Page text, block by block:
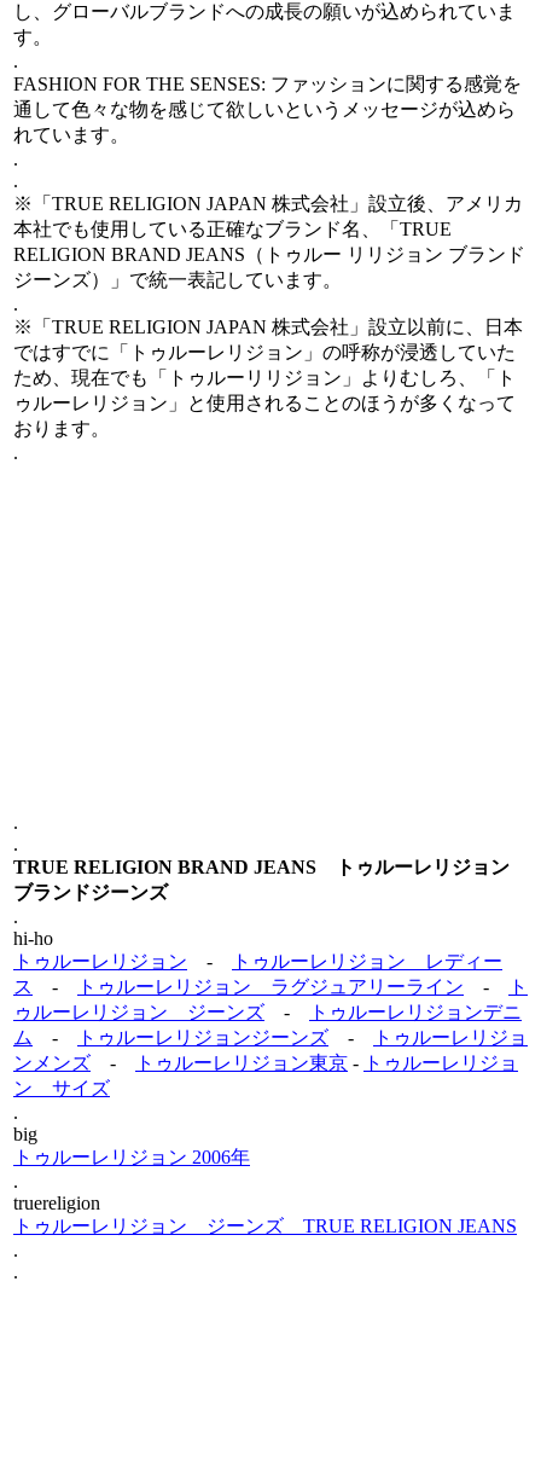
し、グローバルブランドへの成長の願いが込められていま
す。
.
FASHION FOR THE SENSES: ファッションに関する感覚を
通して色々な物を感じて欲しいというメッセージが込めら
れています。
.
.
※「TRUE RELIGION JAPAN 株式会社」設立後、アメリカ
本社でも使用している正確なブランド名、「TRUE
RELIGION BRAND JEANS（トゥルー リリジョン ブランド
ジーンズ）」で統一表記しています。
.
※「TRUE RELIGION JAPAN 株式会社」設立以前に、日本
ではすでに「トゥルーレリジョン」の呼称が浸透していた
ため、現在でも「トゥルーリリジョン」よりむしろ、「ト
ゥルーレリジョン」と使用されることのほうが多くなって
おります。
.
.
.
TRUE RELIGION BRAND JEANS トゥルーレリジョン
ブランドジーンズ
.
hi-ho
トゥルーレリジョン -
トゥルーレリジョン レディー
ス
- トゥルーレリジョン ラグジュアリーライン -
ト
ゥルーレリジョン ジーンズ -
トゥルーレリジョンデニ
ム
- トゥルーレリジョンジーンズ -
トゥルーレリジョ
ンメンズ - トゥルーレリジョン東京 - トゥルーレリジョ
ン サイズ
.
big
トゥルーレリジョン 2006年
.
truereligion
トゥルーレリジョン ジーンズ TRUE RELIGION JEANS
.
.